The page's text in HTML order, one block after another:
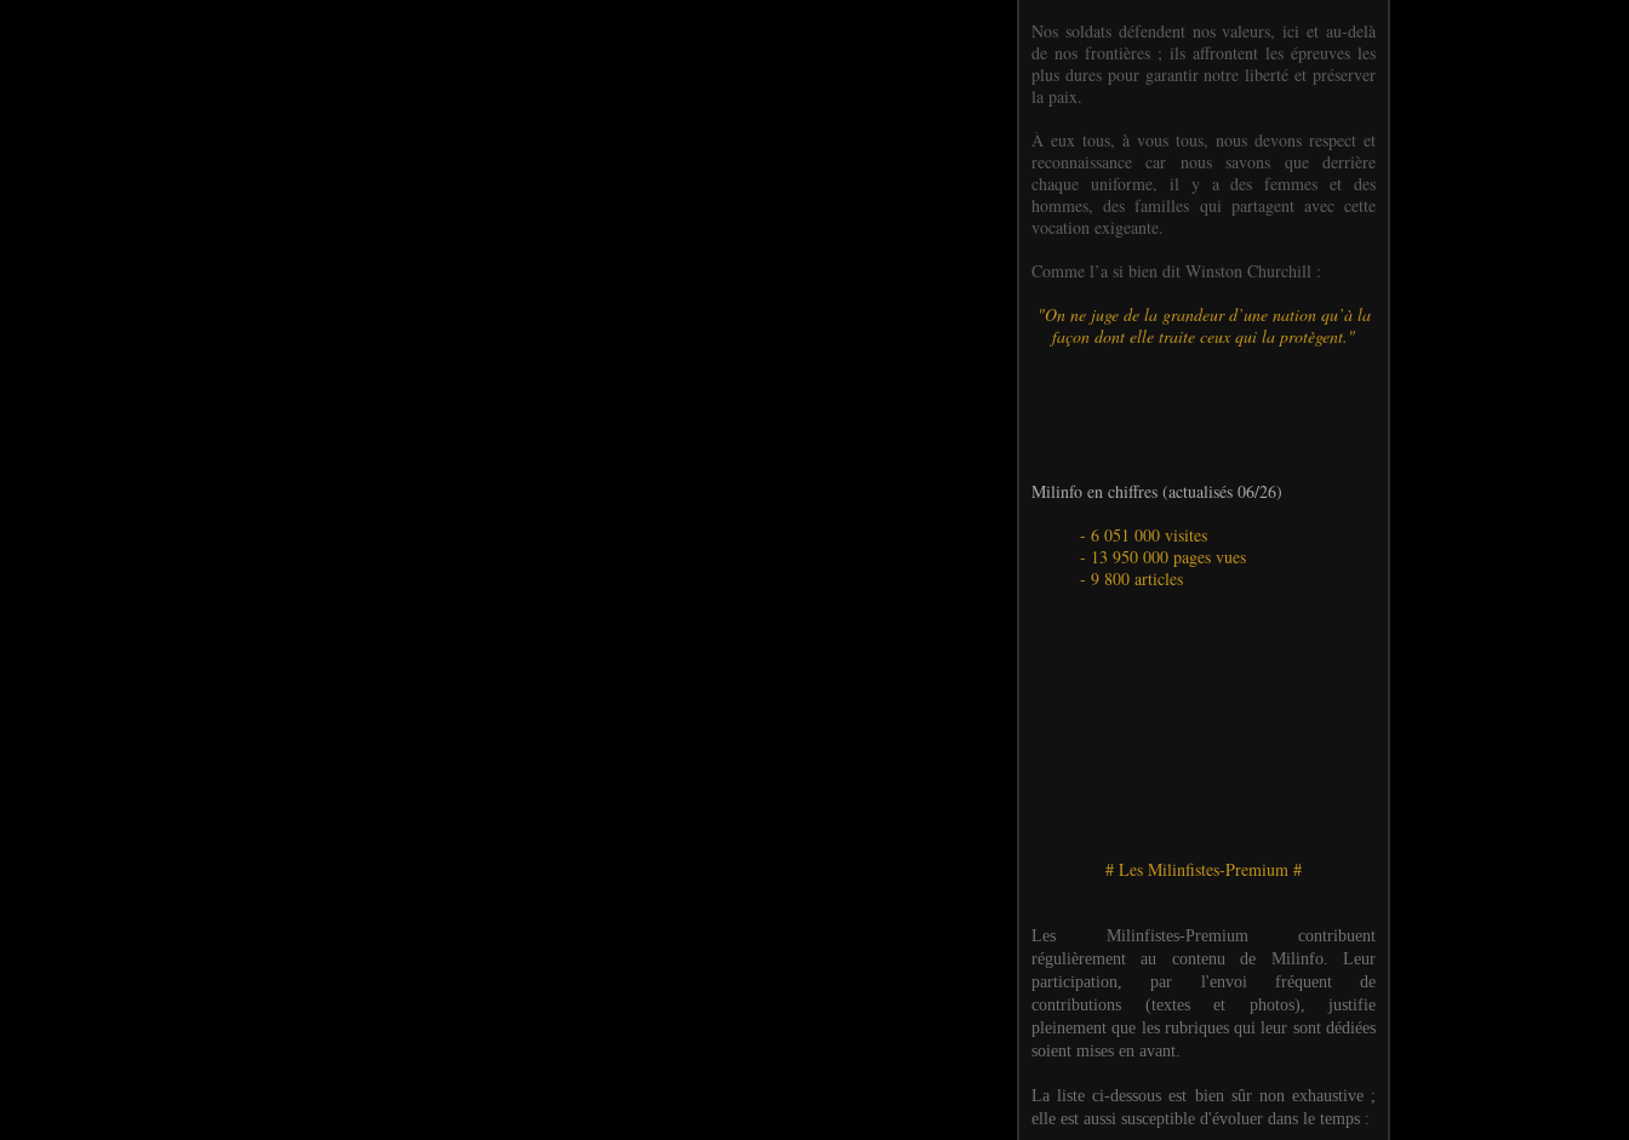
Nos soldats défendent nos valeurs, ici et au-delà
de nos frontières ; ils affrontent les épreuves les
plus dures pour garantir notre liberté et préserver
la paix.
À eux tous, à vous tous, nous devons respect et
reconnaissance car nous savons que derrière
chaque uniforme, il y a des femmes et des
hommes, des familles qui partagent avec cette
vocation exigeante.
Comme l’a si bien dit Winston Churchill :
"On ne juge de la grandeur d’une nation qu’à la
façon dont elle traite ceux qui la protègent."
Milinfo en chiffres (actualisés 06/26)
- 6 051 000 visites
- 13 950 000 pages vues
- 9 800 articles
# Les Milinfistes-Premium #
Les Milinfistes-Premium contribuent
régulièrement au contenu de Milinfo. Leur
participation, par l'envoi fréquent de
contributions (textes et photos), justifie
pleinement que les rubriques qui leur sont dédiées
soient mises en avant.
La liste ci-dessous est bien sûr non exhaustive ;
elle est aussi susceptible d'évoluer dans le temps :